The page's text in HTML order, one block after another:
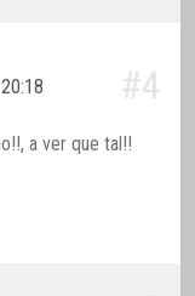
#4
a ver que tal!!